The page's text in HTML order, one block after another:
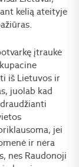
kelią ateityje
įtraukė
iš Lietuvos ir
juolab kad
jei
ir nėra
nes Raudonoji